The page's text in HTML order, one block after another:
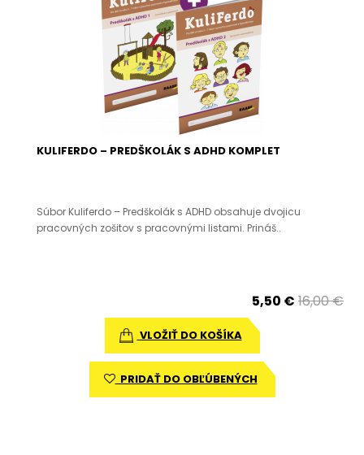
KULIFERDO – PREDŠKOLÁK S ADHD KOMPLET
Súbor Kuliferdo – Predškolák s ADHD obsahuje dvojicu
pracovných zošitov s pracovnými listami. Prináš..
5,50 € 16,00 €
VLOŽIŤ DO KOŠÍKA
PRIDAŤ DO OBĽÚBENÝCH